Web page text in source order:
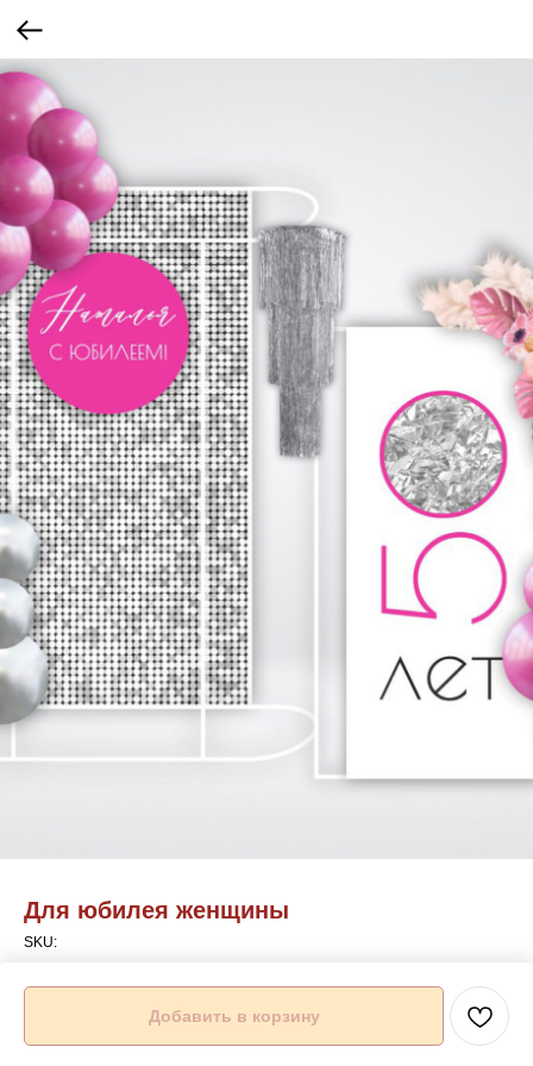
Для юбилея женщины
SKU:
Добавить в корзину
Подробности можете уточнить по телефону указанному на сайте